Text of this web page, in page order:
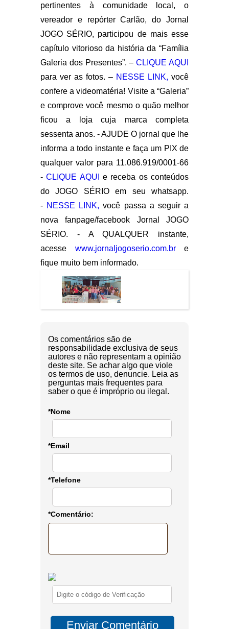
pertinentes à comunidade local, o
vereador e repórter Carlão, do Jornal
JOGO SÉRIO, participou de mais esse
capítulo vitorioso da história da “Família
Galeria dos Presentes”. –CLIQUE AQUI
para ver as fotos. – NESSE LINK, você
confere a videomatéria! Visite a “Galeria”
e comprove você mesmo o quão melhor
ficou a loja cuja marca completa
sessenta anos. - AJUDE O jornal que lhe
informa a todo instante e faça um PIX de
qualquer valor para 11.086.919/0001-66
-CLIQUE AQUI
e receba os conteúdos
do JOGO SÉRIO em seu whatsapp.
- NESSE LINK, você passa a seguir a
nova fanpage/facebook Jornal JOGO
SÉRIO. - A QUALQUER instante,
acesse www.jornaljogoserio.com.bre
fique muito bem informado.
Os comentários são de
responsabilidade exclusiva de seus
autores e não representam a opinião
deste site. Se achar algo que viole
os termos de uso, denuncie. Leia as
perguntas mais frequentes para
saber o que é impróprio ou ilegal.
*Nome
*Email
*Telefone
*Comentário: